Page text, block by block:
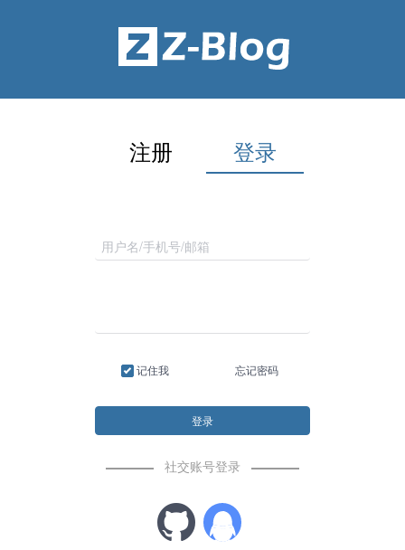
注册 登录
记住我 忘记密码
登录
社交账号登录